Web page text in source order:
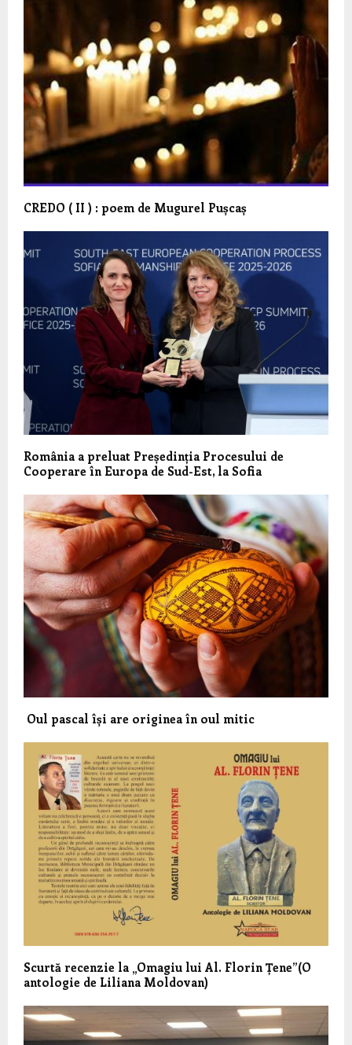
CREDO ( II ) : poem de Mugurel Pușcaș
România a preluat Președinția Procesului de
Cooperare în Europa de Sud-Est, la Sofia
Oul pascal își are originea în oul mitic
Scurtă recenzie la „Omagiu lui Al. Florin Țene”(O
antologie de Liliana Moldovan)